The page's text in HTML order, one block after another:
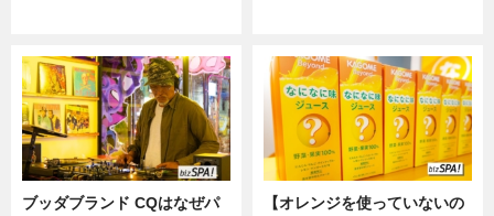
ブッダブランド CQはなぜパ
【オレンジを使っていないの